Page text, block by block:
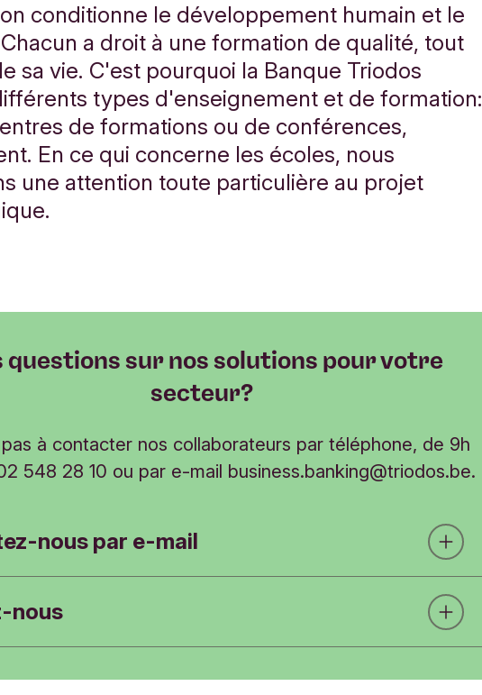
conditionne le développement humain et le
a droit à une formation de qualité, tout
sa vie. C'est pourquoi la Banque Triodos
types d'enseignement et de formation:
de formations ou de conférences,
En ce qui concerne les écoles, nous
une attention toute particulière au projet
questions sur nos solutions pour votre
secteur?
à contacter nos collaborateurs par téléphone, de 9h
548 28 10 ou par e-mail business.banking@triodos.be.
nous par e-mail
Champs obligatoires
nous